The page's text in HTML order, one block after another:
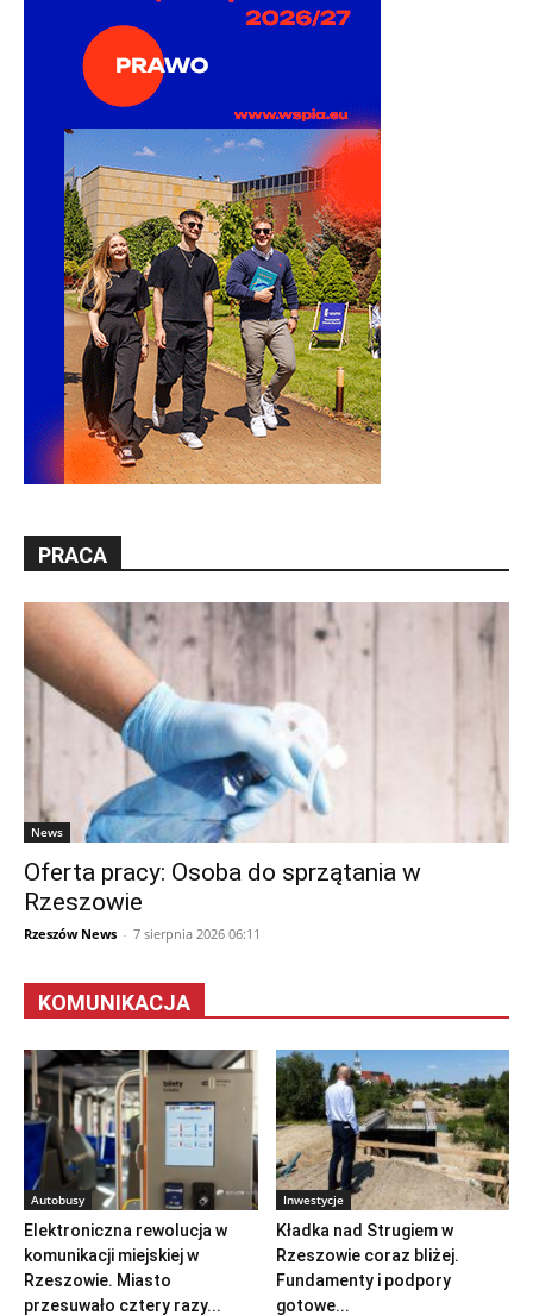
PRACA
News
Oferta pracy: Osoba do sprzątania w
Rzeszowie
Rzeszów News - 7 sierpnia 2026 06:11
KOMUNIKACJA
Autobusy
Elektroniczna rewolucja w
komunikacji miejskiej w
Rzeszowie. Miasto
przesuwało cztery razy...
Inwestycje
Kładka nad Strugiem w
Rzeszowie coraz bliżej.
Fundamenty i podpory
gotowe...